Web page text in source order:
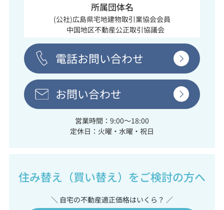
所属団体名
(公社)広島県宅地建物取引業協会会員
中国地区不動産公正取引協議会
電話お問い合わせ
お問い合わせ
営業時間：9:00～18:00
定休日：火曜・水曜・祝日
住み替え（買い替え）をご検討の方へ
＼ 自宅の不動産適正価格はいくら？ ／